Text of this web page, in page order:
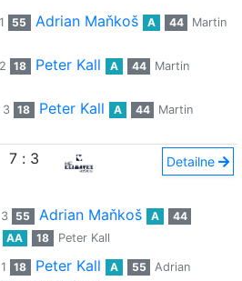
55 Adrian Maňkoš A 44
Martin
18 Peter Kall A 44
Martin
3 18 Peter Kall A 44
Martin
7 : 3 Detailne
55 Adrian Maňkoš A
44
AA 18 Peter Kall
18 Peter Kall A 55
Adrian